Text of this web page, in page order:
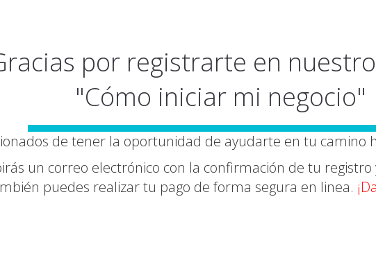
por registrarte en
"Cómo iniciar mi negocio"
de tener la oportunidad de ayudarte en tu camino
un correo electrónico con la confirmación de tu registro
puedes realizar tu pago de forma segura en linea. ¡